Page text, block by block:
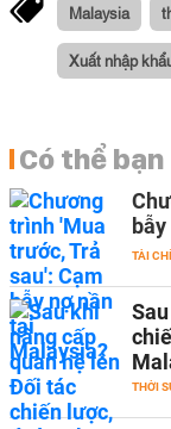
Malaysia
Xuất nhập
Có thể
TÀI
THỜI